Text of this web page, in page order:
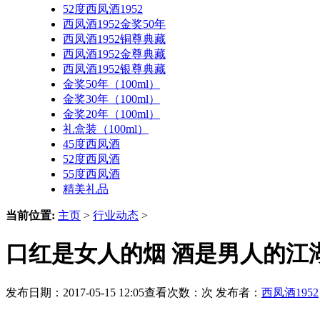
52度西凤酒1952
西凤酒1952金奖50年
西凤酒1952铜尊典藏
西凤酒1952金尊典藏
西凤酒1952银尊典藏
金奖50年（100ml）
金奖30年（100ml）
金奖20年（100ml）
礼盒装（100ml）
45度西凤酒
52度西凤酒
55度西凤酒
精美礼品
当前位置: 主页 > 行业动态 >
口红是女人的烟 酒是男人的江
发布日期：2017-05-15 12:05查看次数： 次 发布者： 西凤酒1952